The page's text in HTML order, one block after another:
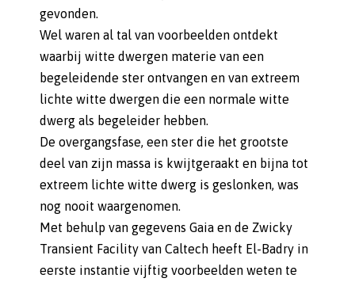
gevonden.
Wel waren al tal van voorbeelden ontdekt
waarbij witte dwergen materie van een
begeleidende ster ontvangen en van extreem
lichte witte dwergen die een normale witte
dwerg als begeleider hebben.
De overgangsfase, een ster die het grootste
deel van zijn massa is kwijtgeraakt en bijna tot
extreem lichte witte dwerg is geslonken, was
nog nooit waargenomen.
Met behulp van gegevens Gaia en de Zwicky
Transient Facility van Caltech heeft El-Badry in
eerste instantie vijftig voorbeelden weten te